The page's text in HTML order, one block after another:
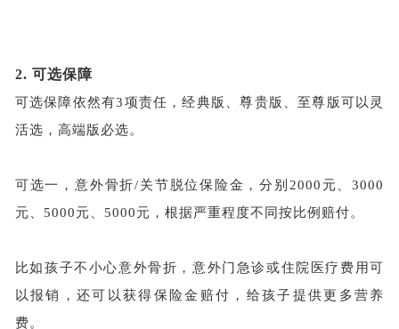
2. 可选保障
可选保障依然有3项责任，经典版、尊贵版、至尊版可以灵
活选，高端版必选。
可选一，意外骨折/关节脱位保险金，分别2000元、3000
元、5000元、5000元，根据严重程度不同按比例赔付。
比如孩子不小心意外骨折，意外门急诊或住院医疗费用可
以报销，还可以获得保险金赔付，给孩子提供更多营养
费。